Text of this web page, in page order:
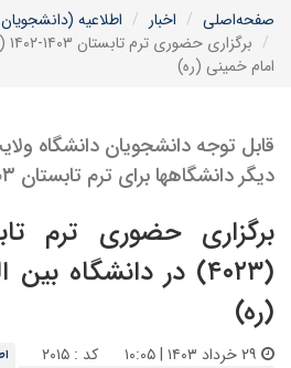
صفحه‌اصلی
اخبار
اطلاعیه
امام خمینی (ره)
قابل توجه دانشجویان دانشگاه
دیگر دانشگاهها برای ترم تابستان ۱۴۰۳-۱۴۰۲(۴۰۲۳)
(۴۰۲۳) در دانشگاه
(ره)
کد : ۲۰۱۵